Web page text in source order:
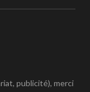
publicité), merci